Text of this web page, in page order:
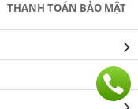
THANH TOÁN BẢO MẬT